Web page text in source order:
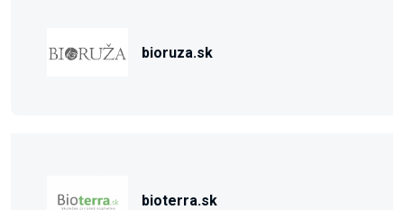
bioruza.sk
bioterra.sk